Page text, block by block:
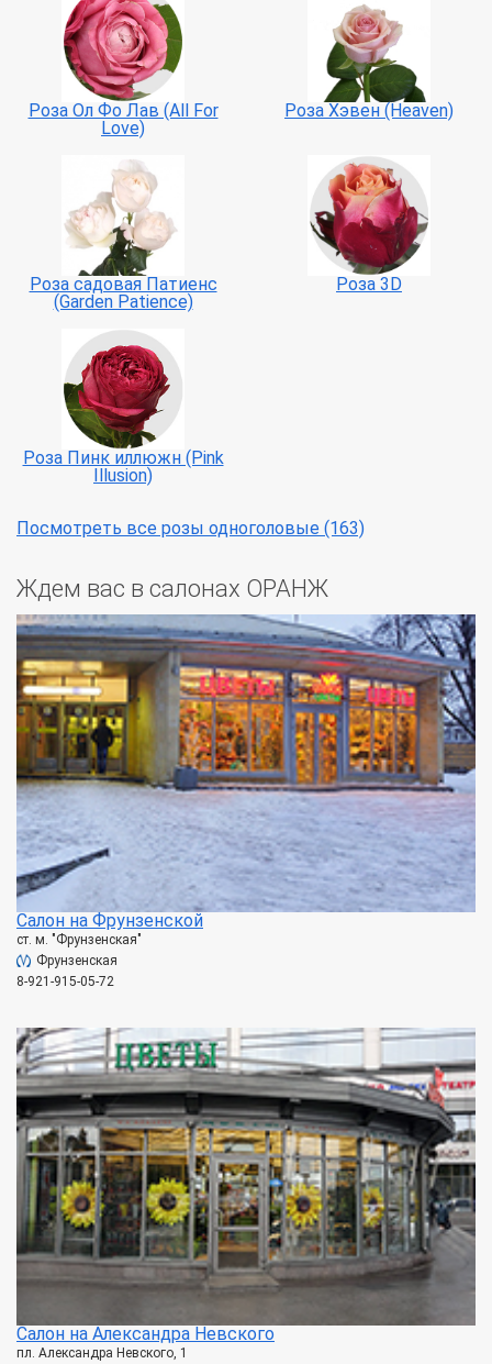
Роза Ол Фо Лав (All For
Love)
Роза Хэвен (Heaven)
Роза садовая Патиенс
(Garden Patience)
Роза 3D
Роза Пинк иллюжн (Pink
Illusion)
Посмотреть все розы одноголовые (163)
Ждем вас в салонах ОРАНЖ
Салон на Фрунзенской
ст. м. "Фрунзенская"
Фрунзенская
8-921-915-05-72
Салон на Александра Невского
пл. Александра Невского, 1